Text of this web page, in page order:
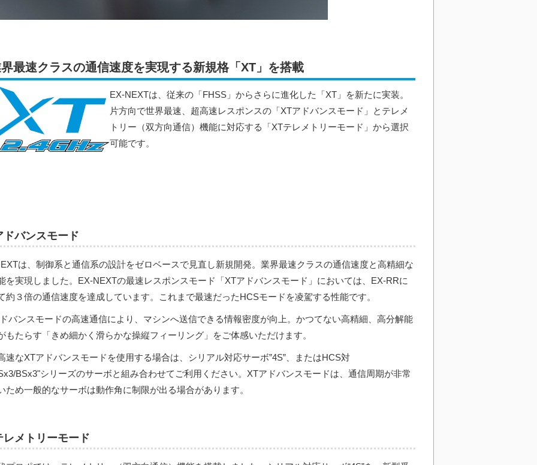
最速クラスの通信速度を実現する新規格「XT」を搭載
EX-NEXTは、従来の「FHSS」からさらに進化した「XT」を新たに実装。
片方向で世界最速、超高速レスポンスの「XTアドバンスモード」とテレメ
トリー（双方向通信）機能に対応する「XTテレメトリーモード」から選択
可能です。
ドバンスモード
は、制御系と通信系の設計をゼロベースで見直し新規開発。業界最速クラスの通信速度と高精細な
を実現しました。EX-NEXTの最速レスポンスモード「XTアドバンスモード」においては、EX-RRに
約３倍の通信速度を達成しています。これまで最速だったHCSモードを凌駕する性能です。
バンスモードの高速通信により、マシンへ送信できる情報密度が向上。かつてない高精細、高分解能
もたらす「きめ細かく滑らかな操縦フィーリング」をご体感いただけます。
なXTアドバンスモードを使用する場合は、シリアル対応サーボ”4S”、またはHCS対
BSx3"シリーズのサーボと組み合わせてご利用ください。XTアドバンスモードは、通信周期が非常
ため一般的なサーボは動作角に制限が出る場合があります。
レメトリーモード